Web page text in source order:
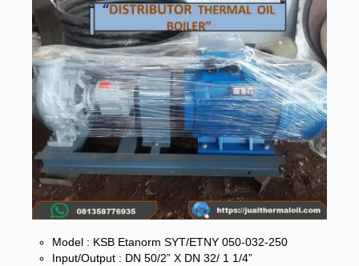
Model : KSB Etanorm SYT/ETNY 050-032-250
Input/Output : DN 50/2” X DN 32/ 1 1/4”